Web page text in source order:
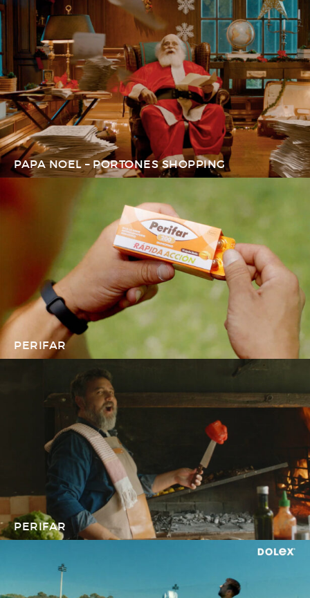
PAPA NOEL – PORTONES SHOPPING
PERIFAR
PERIFAR